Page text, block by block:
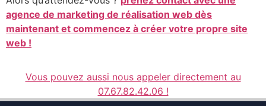
agence de marketing de réalisation web dès
maintenant et commencez à créer votre propre site
web !
Vous pouvez aussi nous appeler directement au
07.67.82.42.06 !